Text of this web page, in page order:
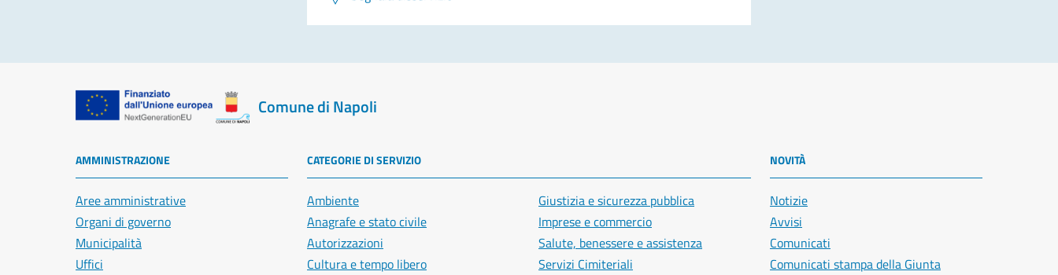
Comune di Napoli
AMMINISTRAZIONE
Aree amministrative
Organi di governo
Municipalità
Uffici
CATEGORIE DI SERVIZIO
Ambiente
Anagrafe e stato civile
Autorizzazioni
Cultura e tempo libero
Giustizia e sicurezza pubblica
Imprese e commercio
Salute, benessere e assistenza
Servizi Cimiteriali
NOVITÀ
Notizie
Avvisi
Comunicati
Comunicati stampa della Giunta